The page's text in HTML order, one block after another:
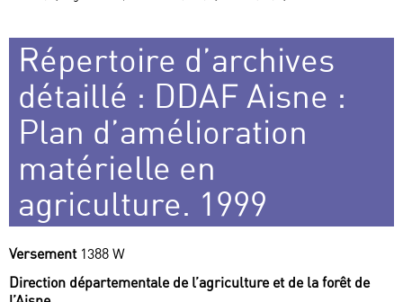
Répertoire d’archives
détaillé : DDAF Aisne :
Plan d’amélioration
matérielle en
agriculture. 1999
Versement 1388 W
Direction départementale de l’agriculture et de la forêt de